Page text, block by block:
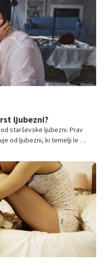
ljubezni?
starševske ljubezni. Prav
od ljubezni, ki temelji le na
in analiziranjem
različnih tipov, ki nam vsaj
jih oblikujemo skozi